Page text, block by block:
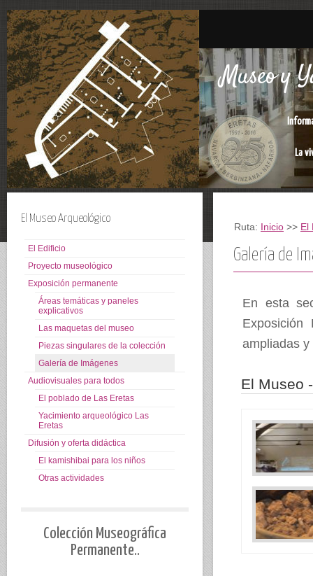
Museo y
La
Ruta: Inicio >> El
Galería de
En esta
ampliadas
El Museo
El Museo Arqueológico
El Edificio
Proyecto museológico
Exposición permanente
Áreas temáticas y paneles
explicativos
Las maquetas del museo
Piezas singulares de la colección
Galería de Imágenes
Audiovisuales para todos
El poblado de Las Eretas
Yacimiento arqueológico Las
Eretas
Difusión y oferta didáctica
El kamishibai para los niños
Otras actividades
Colección Museográfica
Permanente..